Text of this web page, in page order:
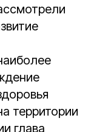
территории
глава